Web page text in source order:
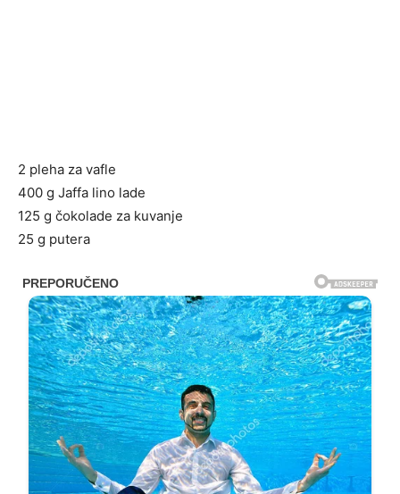
2 pleha za vafle
400 g Jaffa lino lade
125 g čokolade za kuvanje
25 g putera